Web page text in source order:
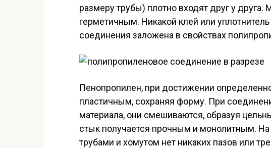
размеру трубы) плотно входят друг у
герметичным. Никакой клей или
соединения заложена в свойствах
Пенопропилен, при достижении
пластичным, сохраняя форму. При
материала, они смешиваются, образуя
стык получается прочным и монолитным.
трубами и хомутом нет никаких пазов или